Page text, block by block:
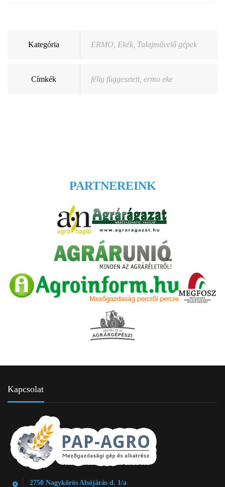
Kategória ERMO Ekék Talajművelő gépek
Címkék félig függesztett, ermo eke
PARTNEREINK
Kapcsolat
2750 Nagykőrös Alsójárás d. 1/a